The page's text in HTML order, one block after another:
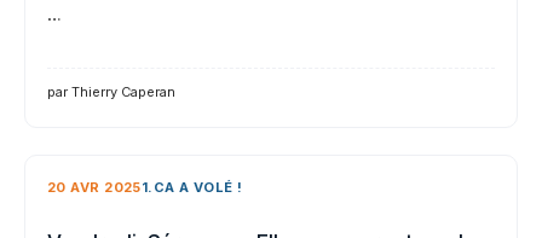
…
par Thierry Caperan
20 AVR 20251.CA A VOLÉ !